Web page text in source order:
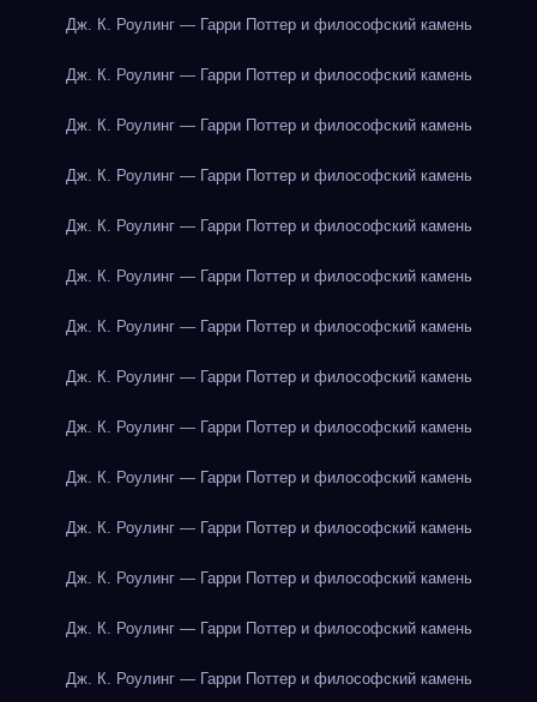
Дж. К. Роулинг — Гарри Поттер и философский камень
Дж. К. Роулинг — Гарри Поттер и философский камень
Дж. К. Роулинг — Гарри Поттер и философский камень
Дж. К. Роулинг — Гарри Поттер и философский камень
Дж. К. Роулинг — Гарри Поттер и философский камень
Дж. К. Роулинг — Гарри Поттер и философский камень
Дж. К. Роулинг — Гарри Поттер и философский камень
Дж. К. Роулинг — Гарри Поттер и философский камень
Дж. К. Роулинг — Гарри Поттер и философский камень
Дж. К. Роулинг — Гарри Поттер и философский камень
Дж. К. Роулинг — Гарри Поттер и философский камень
Дж. К. Роулинг — Гарри Поттер и философский камень
Дж. К. Роулинг — Гарри Поттер и философский камень
Дж. К. Роулинг — Гарри Поттер и философский камень